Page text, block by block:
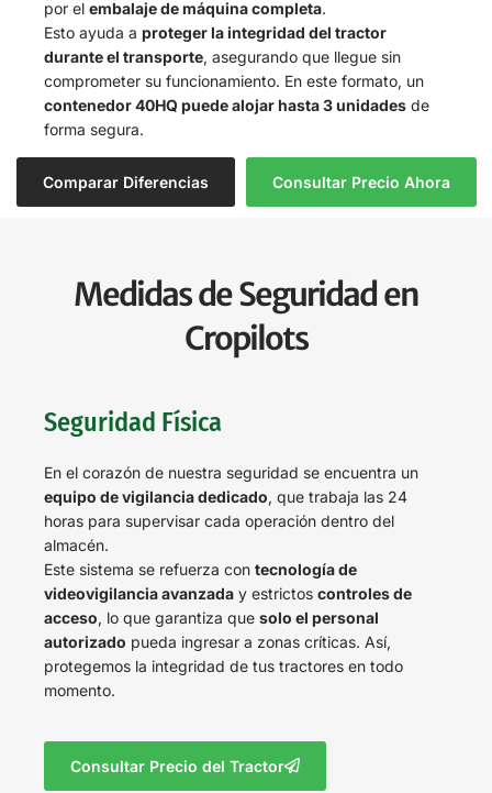
por el embalaje de máquina completa.
Esto ayuda a proteger la integridad del tractor
durante el transporte, asegurando que llegue sin
comprometer su funcionamiento. En este formato, un
contenedor 40HQ puede alojar hasta 3 unidades de
forma segura.
Comparar Diferencias Consultar Precio Ahora
Medidas de Seguridad en
Cropilots
Seguridad Física
En el corazón de nuestra seguridad se encuentra un
equipo de vigilancia dedicado, que trabaja las 24
horas para supervisar cada operación dentro del
almacén.
Este sistema se refuerza con tecnología de
videovigilancia avanzada y estrictos controles de
acceso, lo que garantiza que solo el personal
autorizado pueda ingresar a zonas críticas. Así,
protegemos la integridad de tus tractores en todo
momento.
Consultar Precio del Tractor